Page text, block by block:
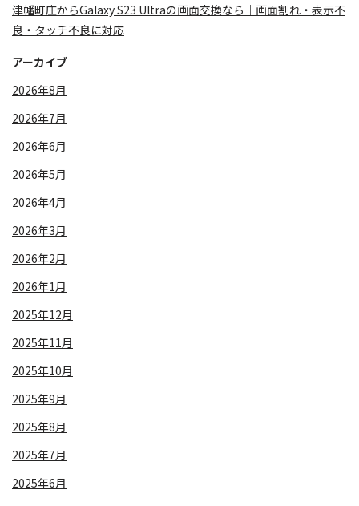
津幡町庄からGalaxy S23 Ultraの画面交換なら｜画面割れ・表示不
良・タッチ不良に対応
アーカイブ
2026年8月
2026年7月
2026年6月
2026年5月
2026年4月
2026年3月
2026年2月
2026年1月
2025年12月
2025年11月
2025年10月
2025年9月
2025年8月
2025年7月
2025年6月